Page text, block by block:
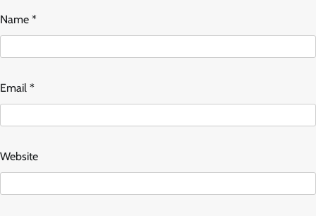
Name *
Email *
Website